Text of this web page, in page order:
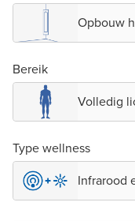
Opbouw
Bereik
Volledig
Type wellness
Infrarood